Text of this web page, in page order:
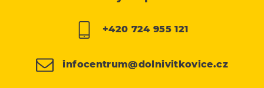
+420 724 955 121
infocentrum@dolnivitkovice.cz